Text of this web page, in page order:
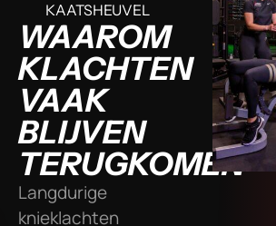
KAATSHEUVEL
WAAROM
KLACHTEN
VAAK
BLIJVEN
TERUGKOMEN
Langdurige
knieklachten